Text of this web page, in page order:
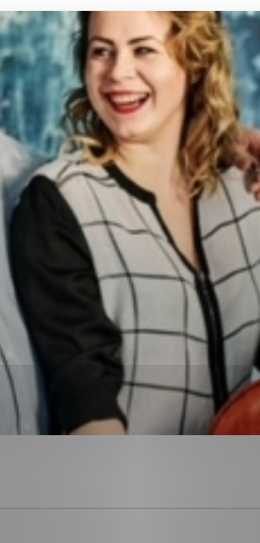
ktorú chcete
pre prevádzku
ako je navigácia na
cookie nemôže web
prevádzkovateľovi
a ponúknuť im
osobou.
Povoliť všetko Uložiť